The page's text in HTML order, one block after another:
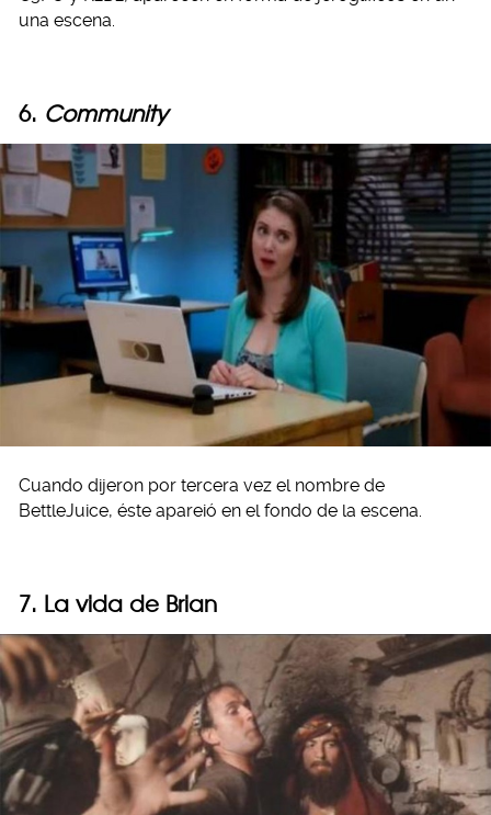
una escena.
6. Community
Cuando dijeron por tercera vez el nombre de
BettleJuice, éste apareió en el fondo de la escena.
7. La vida de Brian